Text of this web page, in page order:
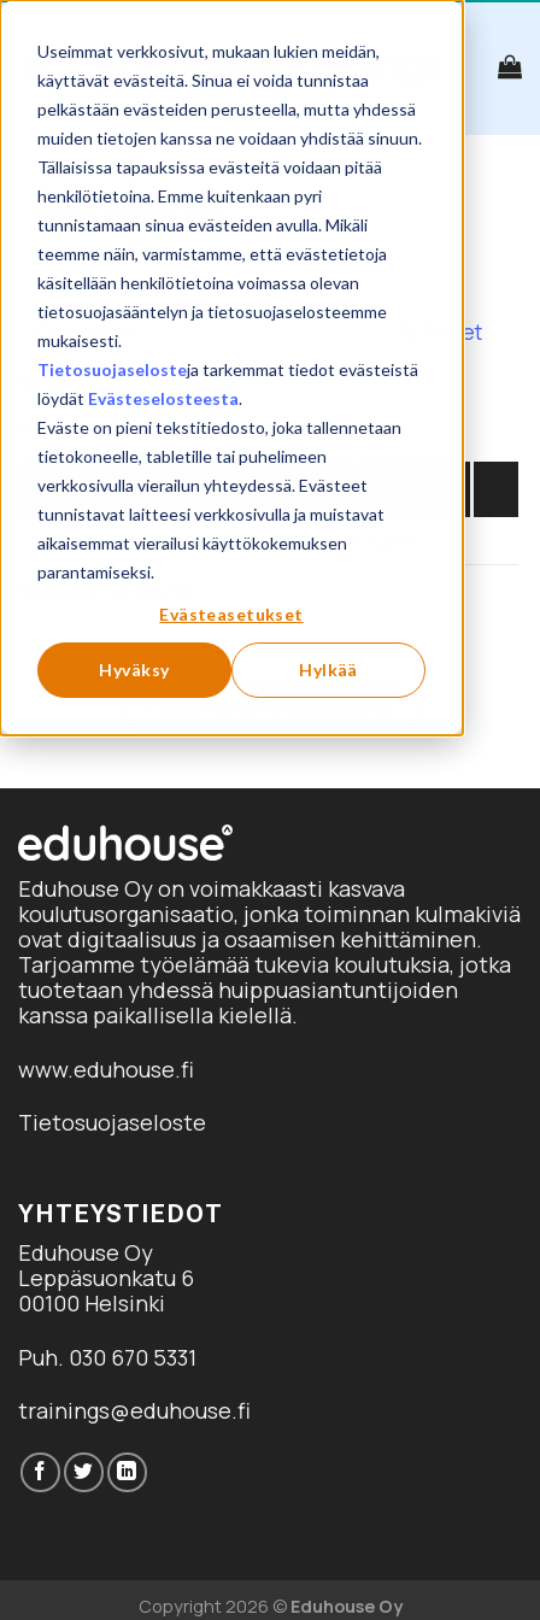
Useimmat verkkosivut, mukaan lukien meidän,
käyttävät evästeitä. Sinua ei voida tunnistaa
pelkästään evästeiden perusteella, mutta yhdessä
muiden tietojen kanssa ne voidaan yhdistää sinuun.
Tällaisissa tapauksissa evästeitä voidaan pitää
henkilötietoina. Emme kuitenkaan pyri
tunnistamaan sinua evästeiden avulla. Mikäli
teemme näin, varmistamme, että evästetietoja
käsitellään henkilötietoina voimassa olevan
tietosuojasääntelyn ja tietosuojaselosteemme
mukaisesti.
Tietosuojaselosteja tarkemmat tiedot evästeistä
löydät Evästeselosteesta.
Eväste on pieni tekstitiedosto, joka tallennetaan
tietokoneelle, tabletille tai puhelimeen
verkkosivulla vierailun yhteydessä. Evästeet
tunnistavat laitteesi verkkosivulla ja muistavat
aikaisemmat vierailusi käyttökokemuksen
parantamiseksi.
Evästeasetukset
Hyväksy Hylkää
Skip
content
Aikajana
Reset
Show
products
Search:
NIMI PVM PAIKKA
No matching products found.
Eduhouse Oy on voimakkaasti kasvava
koulutusorganisaatio, jonka toiminnan kulmakiviä
ovat digitaalisuus ja osaamisen kehittäminen.
Tarjoamme työelämää tukevia koulutuksia, jotka
tuotetaan yhdessä huippuasiantuntijoiden
kanssa paikallisella kielellä.
www.eduhouse.fi
Tietosuojaseloste
YHTEYSTIEDOT
Eduhouse Oy
Leppäsuonkatu 6
00100 Helsinki
Puh. 030 670 5331
trainings@eduhouse.fi
Copyright 2026 © Eduhouse Oy